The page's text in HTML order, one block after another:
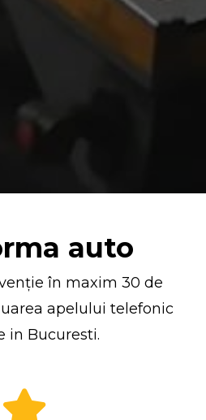
auto
în maxim 30 de
apelului telefonic
in Bucuresti.